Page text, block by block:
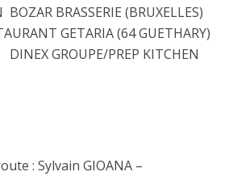
BRASSERIE (BRUXELLES)
GETARIA (64 GUETHARY)
GROUPE/PREP KITCHEN
: Sylvain GIOANA –